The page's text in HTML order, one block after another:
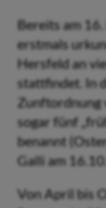
Bereits am
erstmals
Hersfeld an
stattfindet. In
Zunftordnung
sogar fünf
benannt
Galli am
Von April bis